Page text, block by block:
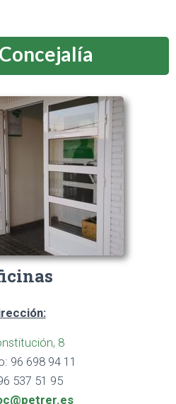
8
96 698 94 11
537 51 95